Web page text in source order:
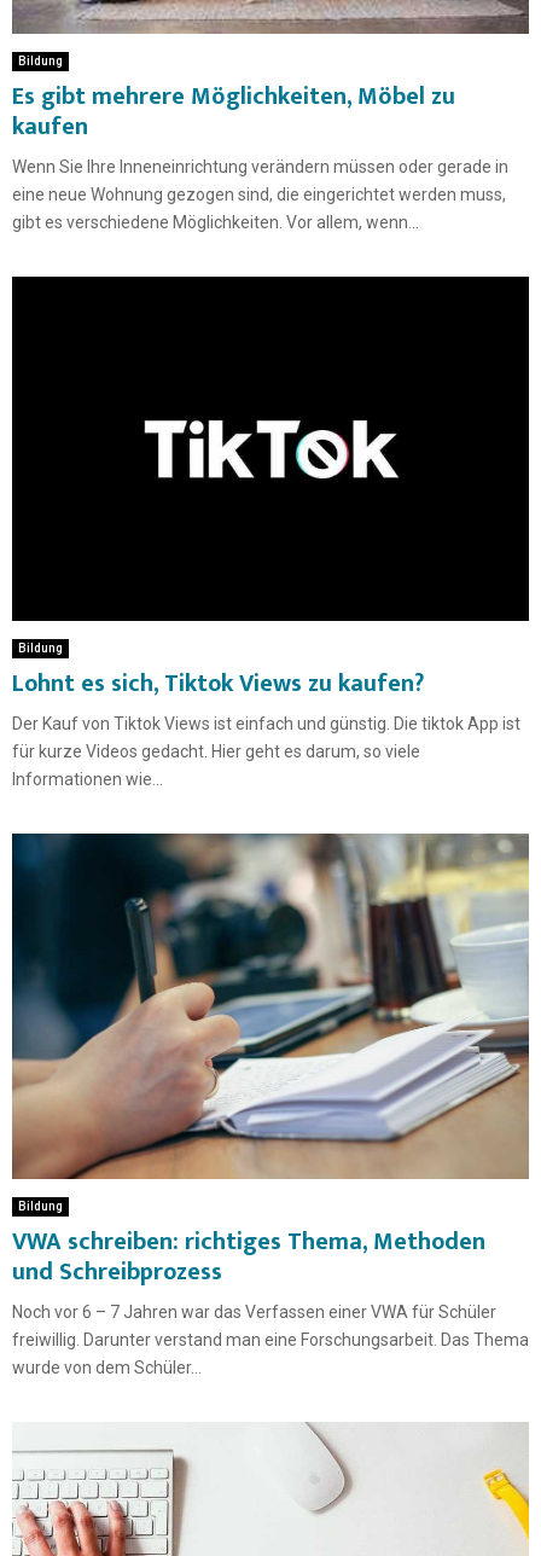
Bildung
Es gibt mehrere Möglichkeiten, Möbel zu
kaufen
Wenn Sie Ihre Inneneinrichtung verändern müssen oder gerade in
eine neue Wohnung gezogen sind, die eingerichtet werden muss,
gibt es verschiedene Möglichkeiten. Vor allem, wenn...
Bildung
Lohnt es sich, Tiktok Views zu kaufen?
Der Kauf von Tiktok Views ist einfach und günstig. Die tiktok App ist
für kurze Videos gedacht. Hier geht es darum, so viele
Informationen wie...
Bildung
VWA schreiben: richtiges Thema, Methoden
und Schreibprozess
Noch vor 6 – 7 Jahren war das Verfassen einer VWA für Schüler
freiwillig. Darunter verstand man eine Forschungsarbeit. Das Thema
wurde von dem Schüler...